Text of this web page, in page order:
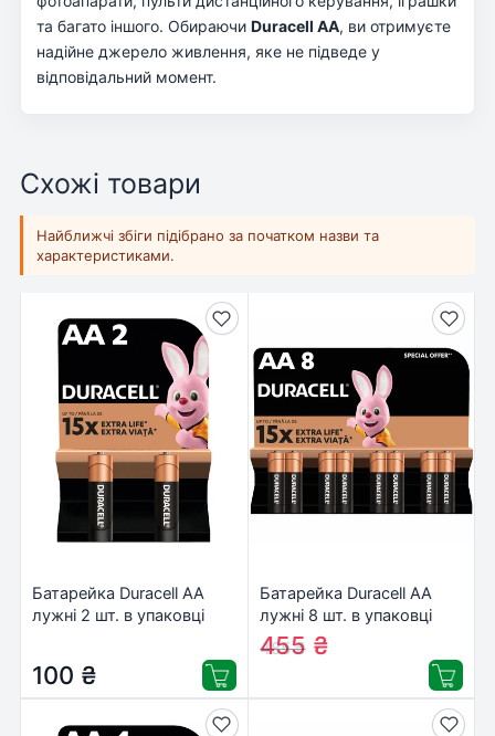
та багато іншого. Обираючи Duracell AA, ви отримуєте
надійне джерело живлення, яке не підведе у
відповідальний момент.
Схожі товари
Найближчі збіги підібрано за початком назви та
характеристиками.
Батарейка Duracell AA
лужні 2 шт. в упаковці
100 ₴
Батарейка Duracell AA
лужні 8 шт. в упаковці
(5000394006522 /
81417083 / 81480361)
485₴
455 ₴